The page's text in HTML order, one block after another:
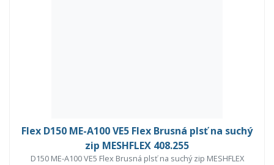
Flex D150 ME-A100 VE5 Flex Brusná plsť na suchý
zip MESHFLEX 408.255
D150 ME-A100 VE5 Flex Brusná plsť na suchý zip MESHFLEX